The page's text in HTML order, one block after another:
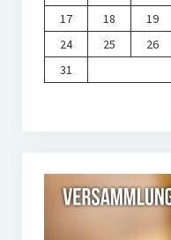
17
18 19
24
25 26
31